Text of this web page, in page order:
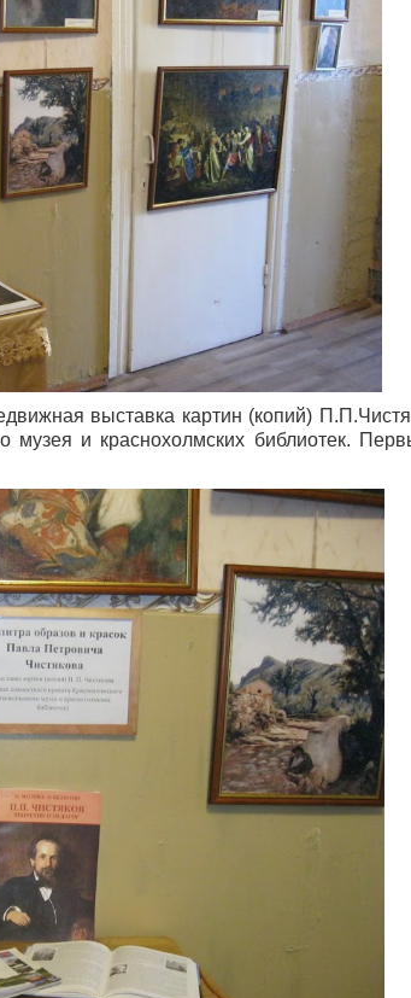
выставка картин (копий)
музея и краснохолмских библиотек.